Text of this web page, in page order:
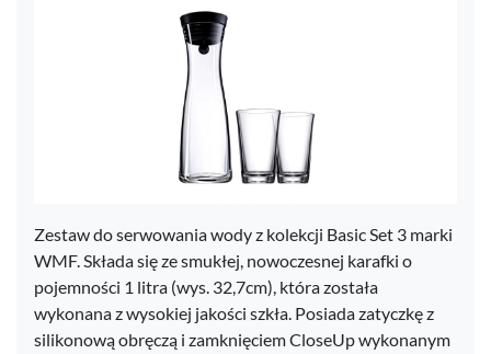
Zestaw do serwowania wody z kolekcji Basic Set 3 marki
WMF. Składa się ze smukłej, nowoczesnej karafki o
pojemności 1 litra (wys. 32,7cm), która została
wykonana z wysokiej jakości szkła. Posiada zatyczkę z
silikonową obręczą i zamknięciem CloseUp wykonanym